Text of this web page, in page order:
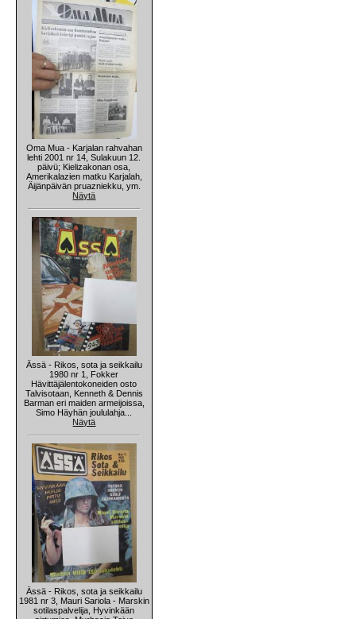
Oma Mua - Karjalan rahvahan
lehti 2001 nr 14, Sulakuun 12.
päivü; Kielizakonan osa,
Amerikalazien matku Karjalah,
Äijänpäivän pruazniekku, ym.
Näytä
Ässä - Rikos, sota ja seikkailu
1980 nr 1, Fokker
Hävittäjälentokoneiden osto
Talvisotaan, Kenneth & Dennis
Barman eri maiden armeijoissa,
Simo Häyhän joululahja...
Näytä
Ässä - Rikos, sota ja seikkailu
1981 nr 3, Mauri Sariola - Marskin
sotilaspalvelija, Hyvinkään